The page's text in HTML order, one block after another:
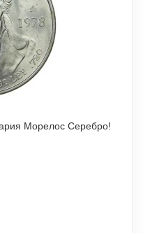
Мексика 100 песо 1978 Хосе Мария Морелос Серебро!